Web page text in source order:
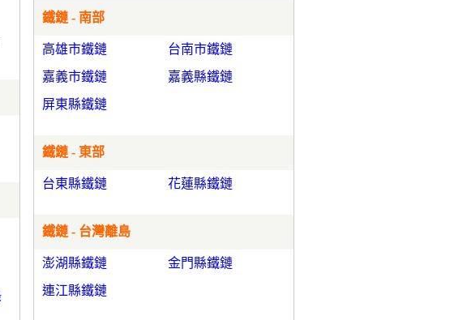
鐵鏈 - 南部
高雄市鐵鏈
台南市鐵鏈
嘉義市鐵鏈
嘉義縣鐵鏈
屏東縣鐵鏈
鐵鏈 - 東部
台東縣鐵鏈 花蓮縣鐵鏈
鐵鏈 - 台灣離島
澎湖縣鐵鏈
金門縣鐵鏈
連江縣鐵鏈